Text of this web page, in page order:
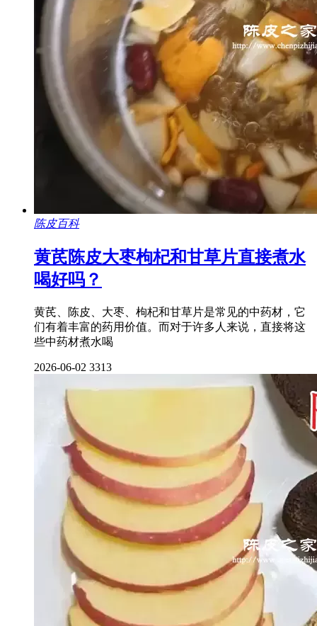
陈皮百科
黄芪陈皮大枣枸杞和甘草片直接煮水
喝好吗？
黄芪、陈皮、大枣、枸杞和甘草片是常见的中药材，它
们有着丰富的药用价值。而对于许多人来说，直接将这
些中药材煮水喝
2026-06-02 3313